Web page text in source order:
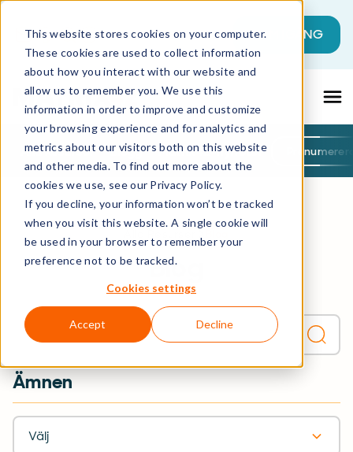
This website stores cookies on your computer.
These cookies are used to collect information
about how you interact with our website and
allow us to remember you. We use this
information in order to improve and customize
your browsing experience and for analytics and
metrics about our visitors both on this website
and other media. To find out more about the
cookies we use, see our Privacy Policy.
If you decline, your information won’t be tracked
when you visit this website. A single cookie will
be used in your browser to remember your
preference not to be tracked.
Cookies settings
Accept Decline
Detta är ett sökfält med en
Det finns inga förslag eftersom sökfältet
KOM IGÅNG
Alla Resurser Blogg Matrix42-nyheter
Blog
Ämnen
Välj